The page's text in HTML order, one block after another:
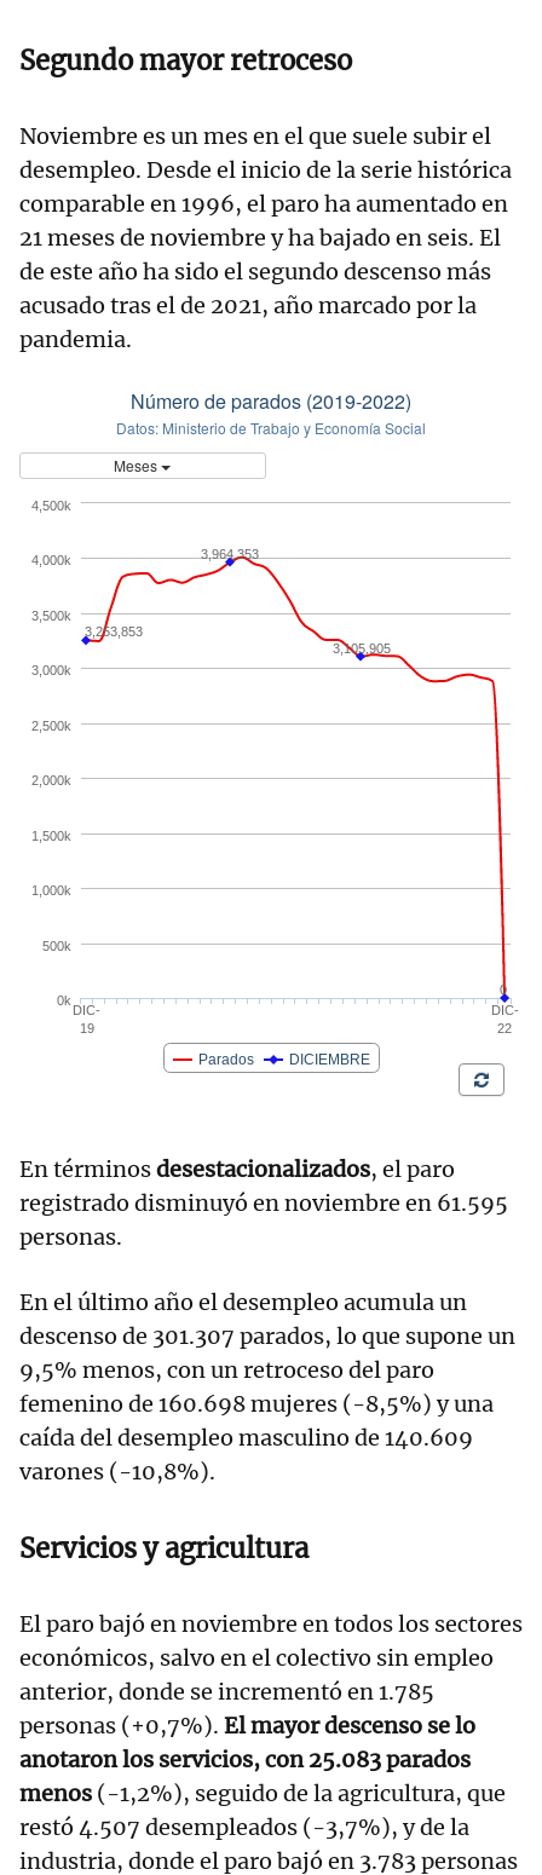
Segundo mayor retroceso
Noviembre es un mes en el que suele subir el
desempleo. Desde el inicio de la serie histórica
comparable en 1996, el paro ha aumentado en
21 meses de noviembre y ha bajado en seis. El
de este año ha sido el segundo descenso más
acusado tras el de 2021, año marcado por la
pandemia.
En términosdesestacionalizados, el paro
registrado disminuyó en noviembre en 61.595
personas.
En el último año el desempleo acumula un
descenso de 301.307 parados, lo que supone un
9,5% menos, con un retroceso del paro
femenino de 160.698 mujeres (-8,5%) y una
caída del desempleo masculino de 140.609
varones (-10,8%).
Servicios y agricultura
El paro bajó en noviembre en todos los sectores
económicos, salvo en el colectivo sin empleo
anterior, donde se incrementó en 1.785
personas (+0,7%). El mayor descenso se lo
anotaron los servicios, con 25.083 parados
menos (-1,2%), seguido de la agricultura, que
restó 4.507 desempleados (-3,7%), y de la
industria, donde el paro bajó en 3.783 personas